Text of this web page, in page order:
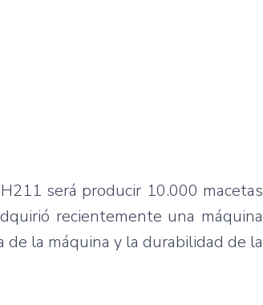
será producir 10.000 macetas
recientemente una máquina
de la máquina y la durabilidad de la